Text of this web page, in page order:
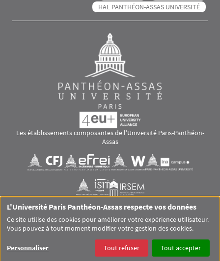
HAL PANTHÉON-ASSAS UNIVERSITÉ
Les établissements composantes de l’Université Paris-Panthéon-
Assas
Visuel svgVisuel svg Visuel svgVisuel svg
Visuel svgVisuel svg
RS footer
GLOSSAIRE
MENTIONS LÉGALES
DONNÉES PERSONNELLES
L'Université Paris Panthéon-Assas respecte vos données
Ce site utilise des cookies pour améliorer votre expérience utilisateur.
Vous pouvez à tout moment modifier votre gestion des cookies.
Personnaliser Tout refuser Tout accepter